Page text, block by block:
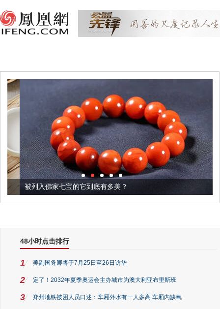
被列入佛家七宝的它到底有多美？
48小时点击排行
1 美副国务卿将于7月25日至26日访华
2 定了！2032年夏季奥运会主办城市为澳大利亚布里斯班
3 郑州地铁被困人员口述：车厢外水有一人多高 车厢内缺氧